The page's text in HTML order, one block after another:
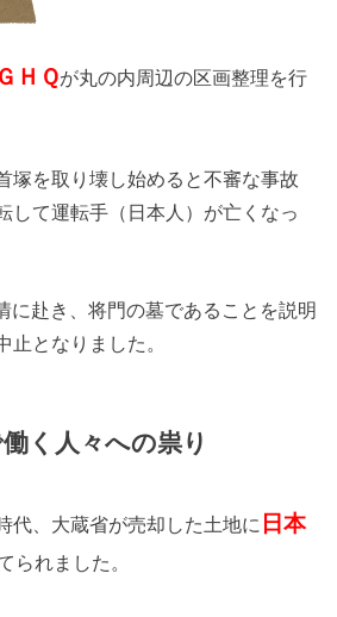
ＧＨＱが丸の内周辺の区画整理を行
塚を取り壊し始めると不審な事故
して運転手（日本人）が亡くなっ
に赴き、将門の墓であることを説明
止となりました。
く人々への祟り
代、大蔵省が売却した土地に 日本
られました。